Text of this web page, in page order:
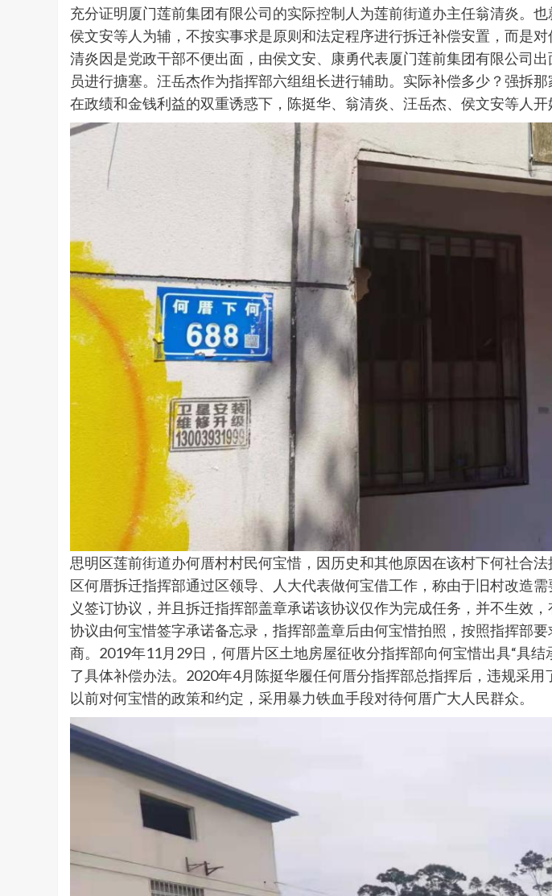
充分证明厦门莲前集团有限公司的实际控制人为莲前街道办主任翁清炎。
侯文安等人为辅，不按实事求是原则和法定程序进行拆迁补偿安置，而是
清炎因是党政干部不便出面，由侯文安、康勇代表厦门莲前集团有限公司
员进行搪塞。汪岳杰作为指挥部六组组长进行辅助。实际补偿多少？强拆那
在政绩和金钱利益的双重诱惑下，陈挺华、翁清炎、汪岳杰、侯文安等人
思明区莲前街道办何厝村村民何宝惜，因历史和其他原因在该村下何社合
区何厝拆迁指挥部通过区领导、人大代表做何宝借工作，称由于旧村改造
义签订协议，并且拆迁指挥部盖章承诺该协议仅作为完成任务，并不生效，
协议由何宝惜签字承诺备忘录，指挥部盖章后由何宝惜拍照，按照指挥部
商。2019年11月29日，何厝片区土地房屋征收分指挥部向何宝惜出具“具
了具体补偿办法。2020年4月陈挺华履任何厝分指挥部总指挥后，违规采
以前对何宝惜的政策和约定，采用暴力铁血手段对待何厝广大人民群众。